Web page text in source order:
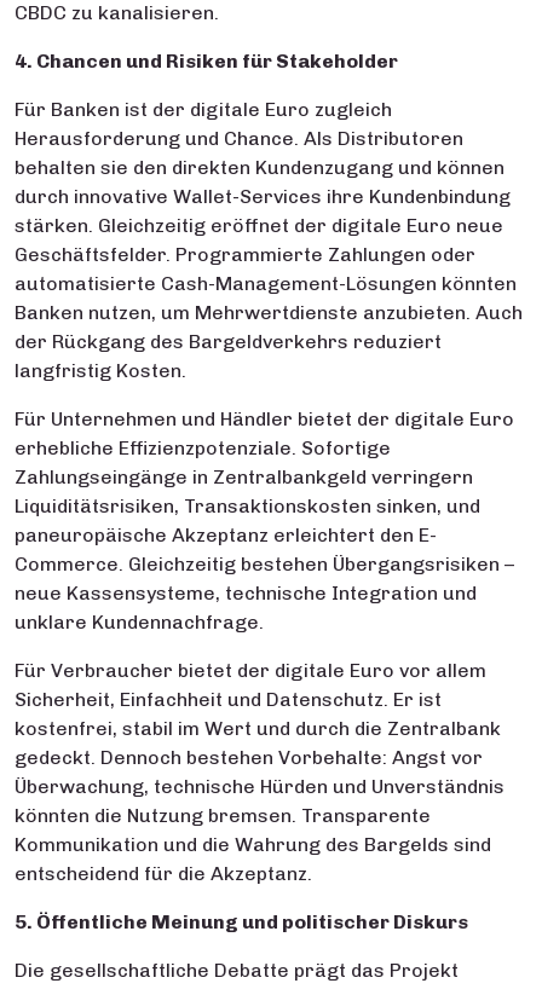
CBDC zu kanalisieren.
4. Chancen und Risiken für Stakeholder
Für Banken ist der digitale Euro zugleich
Herausforderung und Chance. Als Distributoren
behalten sie den direkten Kundenzugang und können
durch innovative Wallet-Services ihre Kundenbindung
stärken. Gleichzeitig eröffnet der digitale Euro neue
Geschäftsfelder. Programmierte Zahlungen oder
automatisierte Cash-Management-Lösungen könnten
Banken nutzen, um Mehrwertdienste anzubieten. Auch
der Rückgang des Bargeldverkehrs reduziert
langfristig Kosten.
Für Unternehmen und Händler bietet der digitale Euro
erhebliche Effizienzpotenziale. Sofortige
Zahlungseingänge in Zentralbankgeld verringern
Liquiditätsrisiken, Transaktionskosten sinken, und
paneuropäische Akzeptanz erleichtert den E-
Commerce. Gleichzeitig bestehen Übergangsrisiken –
neue Kassensysteme, technische Integration und
unklare Kundennachfrage.
Für Verbraucher bietet der digitale Euro vor allem
Sicherheit, Einfachheit und Datenschutz. Er ist
kostenfrei, stabil im Wert und durch die Zentralbank
gedeckt. Dennoch bestehen Vorbehalte: Angst vor
Überwachung, technische Hürden und Unverständnis
könnten die Nutzung bremsen. Transparente
Kommunikation und die Wahrung des Bargelds sind
entscheidend für die Akzeptanz.
5. Öffentliche Meinung und politischer Diskurs
Die gesellschaftliche Debatte prägt das Projekt